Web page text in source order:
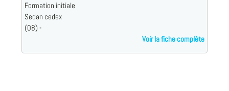
Formation initiale
Sedan cedex
(08) -
Voir la fiche complète